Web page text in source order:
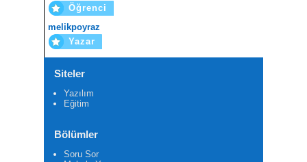
Öğrenci
melikpoyraz
Yazar
Siteler
Yazılım
Eğitim
Bölümler
Soru Sor